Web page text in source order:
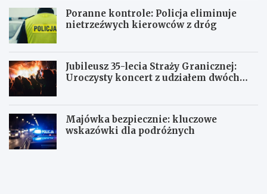
Poranne kontrole: Policja eliminuje
nietrzeźwych kierowców z dróg
Jubileusz 35-lecia Straży Granicznej:
Uroczysty koncert z udziałem dwóch
Majówka bezpiecznie: kluczowe
wskazówki dla podróżnych
U
P